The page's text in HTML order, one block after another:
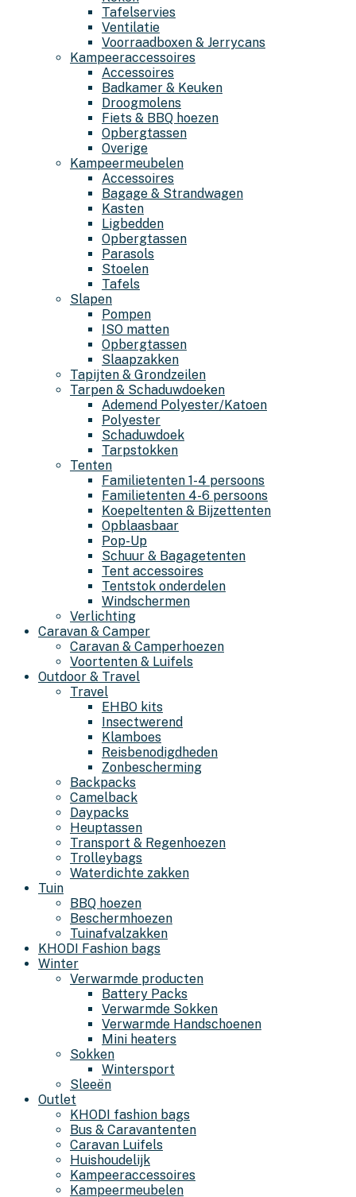
Tafelservies
Ventilatie
Voorraadboxen & Jerrycans
Kampeeraccessoires
Accessoires
Badkamer & Keuken
Droogmolens
Fiets & BBQ hoezen
Opbergtassen
Overige
Kampeermeubelen
Accessoires
Bagage & Strandwagen
Kasten
Ligbedden
Opbergtassen
Parasols
Stoelen
Tafels
Slapen
Pompen
ISO matten
Opbergtassen
Slaapzakken
Tapijten & Grondzeilen
Tarpen & Schaduwdoeken
Ademend Polyester/Katoen
Polyester
Schaduwdoek
Tarpstokken
Tenten
Familietenten 1-4 persoons
Familietenten 4-6 persoons
Koepeltenten & Bijzettenten
Opblaasbaar
Pop-Up
Schuur & Bagagetenten
Tent accessoires
Tentstok onderdelen
Windschermen
Verlichting
Caravan & Camper
Caravan & Camperhoezen
Voortenten & Luifels
Outdoor & Travel
Travel
EHBO kits
Insectwerend
Klamboes
Reisbenodigdheden
Zonbescherming
Backpacks
Camelback
Daypacks
Heuptassen
Transport & Regenhoezen
Trolleybags
Waterdichte zakken
Tuin
BBQ hoezen
Beschermhoezen
Tuinafvalzakken
KHODI Fashion bags
Winter
Verwarmde producten
Battery Packs
Verwarmde Sokken
Verwarmde Handschoenen
Mini heaters
Sokken
Wintersport
Sleeën
Outlet
KHODI fashion bags
Bus & Caravantenten
Caravan Luifels
Huishoudelijk
Kampeeraccessoires
Kampeermeubelen